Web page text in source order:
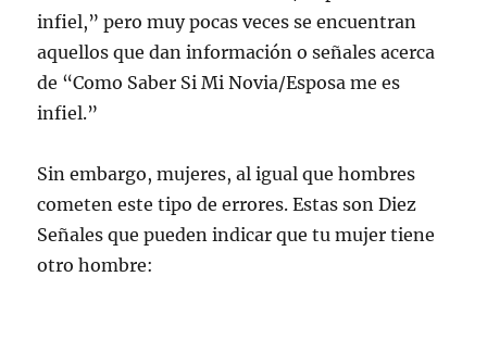
infiel,” pero muy pocas veces se encuentran
aquellos que dan información o señales acerca
de “Como Saber Si Mi Novia/Esposa me es
infiel.”
Sin embargo, mujeres, al igual que hombres
cometen este tipo de errores. Estas son Diez
Señales que pueden indicar que tu mujer tiene
otro hombre: